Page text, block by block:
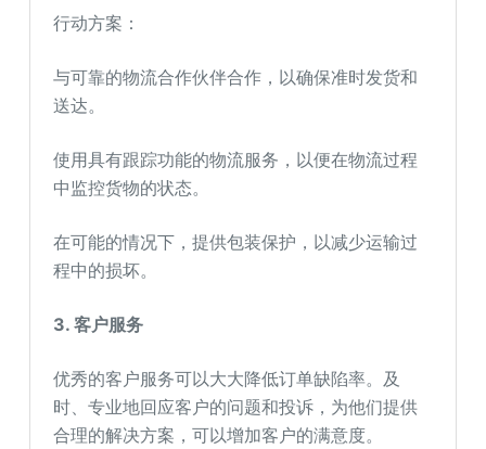
行动方案：
与可靠的物流合作伙伴合作，以确保准时发货和
送达。
使用具有跟踪功能的物流服务，以便在物流过程
中监控货物的状态。
在可能的情况下，提供包装保护，以减少运输过
程中的损坏。
3. 客户服务
优秀的客户服务可以大大降低订单缺陷率。及
时、专业地回应客户的问题和投诉，为他们提供
合理的解决方案，可以增加客户的满意度。